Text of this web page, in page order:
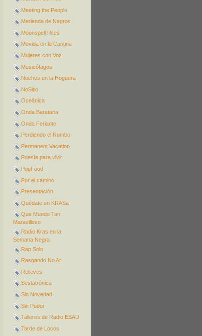
Meeting the People
Merienda de Negros
Moonspell Rites
Movida en la Cantina
Mujeres con Voz
Musicófagos
Noches en la Hoguera
NoSitio
Oceánica
Onda Barataria
Onda Feriante
Perdiendo el Rumbo
Permanent Vacation
Poesía para vivir
PopFood
Por el camino
Presentación
Quédate en KRASa
Que Mundo Tan
Maravilloso
Radio Kras en la
Semana Negra
Rap Solo
Rasgando No Ar
Relieves
Sestatrónica
Sin Novedad
Sin Pudor
Talleres de Radio ESAD
Tarde de Locos